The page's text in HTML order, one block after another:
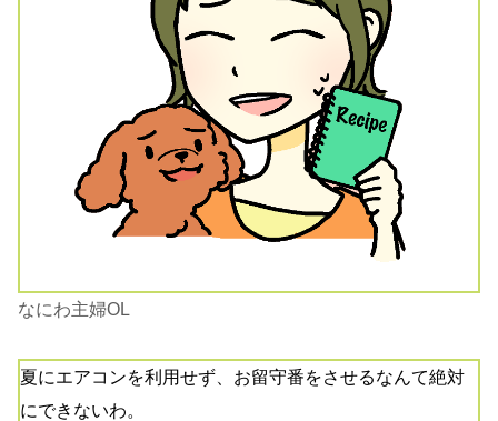
なにわ主婦OL
夏にエアコンを利用せず、お留守番をさせるなんて絶対
にできないわ。